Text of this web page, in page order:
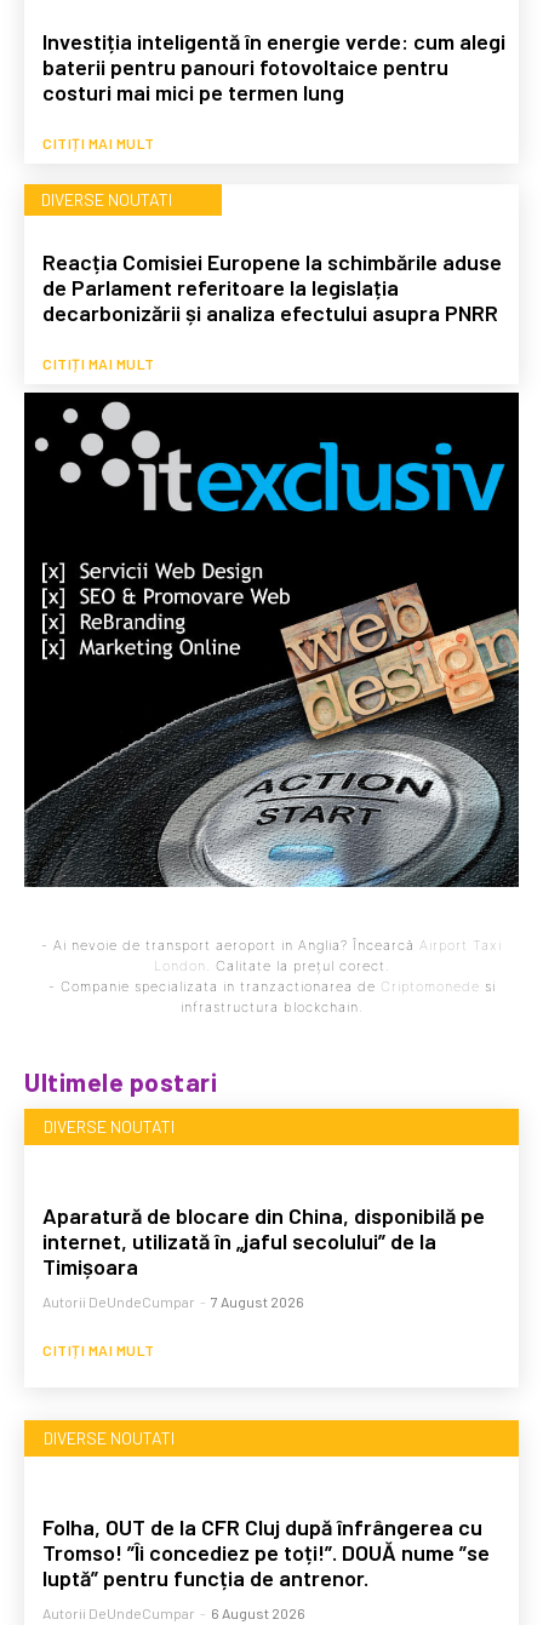
Investiția inteligentă în energie verde: cum alegi
baterii pentru panouri fotovoltaice pentru
costuri mai mici pe termen lung
CITIȚI MAI MULT
DIVERSE NOUTATI
Reacția Comisiei Europene la schimbările aduse
de Parlament referitoare la legislația
decarbonizării și analiza efectului asupra PNRR
CITIȚI MAI MULT
- Ai nevoie de transport aeroport in Anglia? Încearcă Airport Taxi
London
. Calitate la prețul corect.
- Companie specializata in tranzactionarea de Criptomonede si
infrastructura blockchain.
Ultimele postari
DIVERSE NOUTATI
Aparatură de blocare din China, disponibilă pe
internet, utilizată în „jaful secolului” de la
Timișoara
Autorii DeUndeCumpar - 7 August 2026
CITIȚI MAI MULT
DIVERSE NOUTATI
Folha, OUT de la CFR Cluj după înfrângerea cu
Tromso! ”Îi concediez pe toți!”. DOUĂ nume ”se
luptă” pentru funcția de antrenor.
Autorii DeUndeCumpar - 6 August 2026